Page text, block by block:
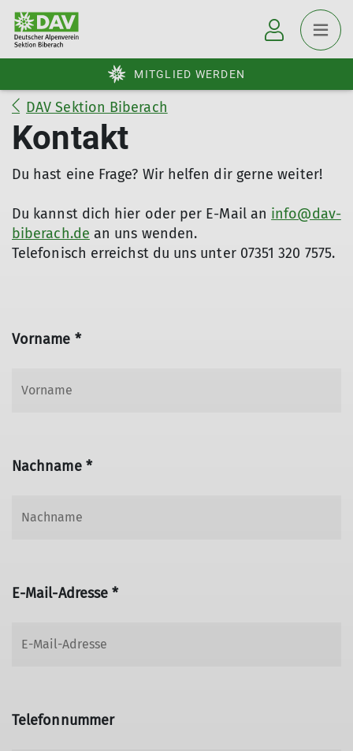
MITGLIED WERDEN
DAV Sektion Biberach
Kontakt
Du hast eine Frage? Wir helfen dir gerne weiter!
Du kannst dich hier oder per E-Mail an info@dav-
biberach.de an uns wenden.
Telefonisch erreichst du uns unter 07351 320 7575.
Vorname *
Nachname *
E-Mail-Adresse *
Telefonnummer